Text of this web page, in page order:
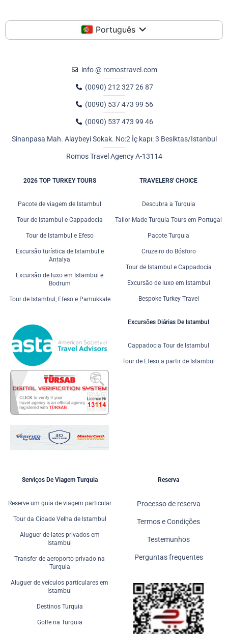
Português
info @ romostravel.com
(0090) 212 327 26 87
(0090) 537 473 99 56
(0090) 537 473 99 46
Sinanpasa Mah. Alaybeyi Sokak. No:2 İç kapı: 3 Besiktas/Istanbul
Romos Travel Agency A-13114
2026 TOP TURKEY TOURS
Pacote de viagem de Istambul
Tour de Istambul e Cappadocia
Tour de Istambul e Efeso
Excursão turística de Istambul e
Antalya
Excursão de luxo em Istambul e
Bodrum
Tour de Istambul, Efeso e Pamukkale
TRAVELERS' CHOICE
Descubra a Turquia
Tailor-Made Turquia Tours em Portugal
Pacote Turquia
Cruzeiro do Bósforo
Tour de Istambul e Cappadocia
Excursão de luxo em Istambul
Bespoke Turkey Travel
Excursões Diárias De Istambul
Cappadocia Tour de Istambul
Tour de Efeso a partir de Istambul
Serviços De Viagem Turquia
Reserve um guia de viagem particular
Tour da Cidade Velha de Istambul
Aluguer de iates privados em
Istambul
Transfer de aeroporto privado na
Turquia
Aluguer de veículos particulares em
Istambul
Destinos Turquia
Golfe na Turquia
Reserva
Processo de reserva
Termos e Condições
Testemunhos
Perguntas frequentes